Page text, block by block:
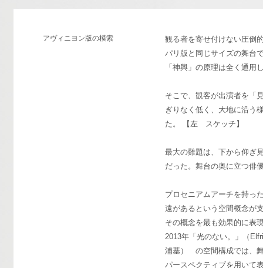
アヴィニヨン版の模索
観る者を寄せ付けない圧倒
パリ版と同じサイズの舞台
「神輿」の原理は全く通用
そこで、観客が出演者を「
ぎりなく低く、大地に沿う
た。 【左 スケッチ】
最大の難題は、下から仰ぎ
だった。舞台の奥に立つ俳
プロセニアムアーチを持っ
遠があるという空間概念が
その概念を最も効果的に表
2013年「光のない。」
浦基） の空間構成では、
パースペクティブを用い